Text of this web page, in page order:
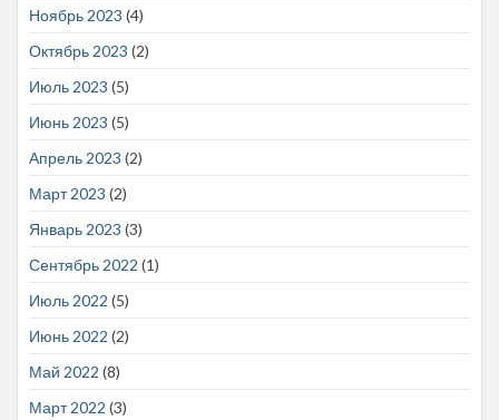
Ноябрь 2023 (4)
Октябрь 2023 (2)
Июль 2023 (5)
Июнь 2023 (5)
Апрель 2023 (2)
Март 2023 (2)
Январь 2023 (3)
Сентябрь 2022 (1)
Июль 2022 (5)
Июнь 2022 (2)
Май 2022 (8)
Март 2022 (3)